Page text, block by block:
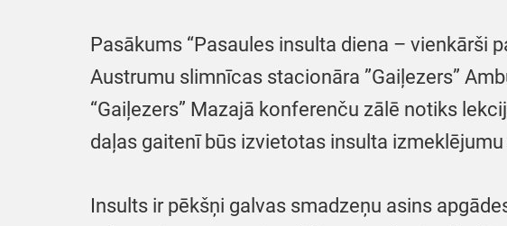
Pasākums “Pasaules insulta diena – vienkārši
Austrumu slimnīcas stacionāra ”Gaiļezers”
“Gaiļezers” Mazajā konferenču zālē notiks
daļas gaitenī būs izvietotas insulta
Insults ir pēkšņi galvas smadzeņu asins